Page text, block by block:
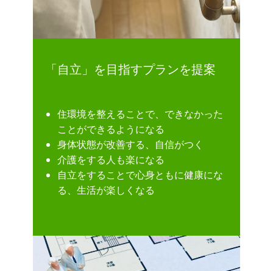
「自立」を目指すプランを提案
住環境を整えることで、できなかった
ことができるようになる
身体状態が改善する、自信がつく
介護をする人も楽になる
自立をすることで心身ともに健康にな
る、生活が楽しくなる